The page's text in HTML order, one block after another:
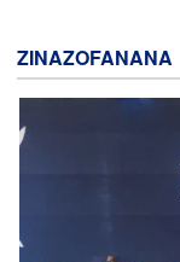
ZINAZOFANANA